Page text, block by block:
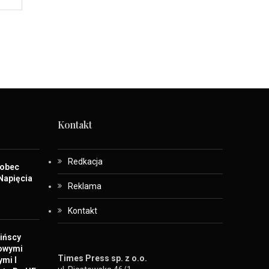
I
Kontakt
Redkacja
Reklama
Kontakt
Times Press sp. z o.o.